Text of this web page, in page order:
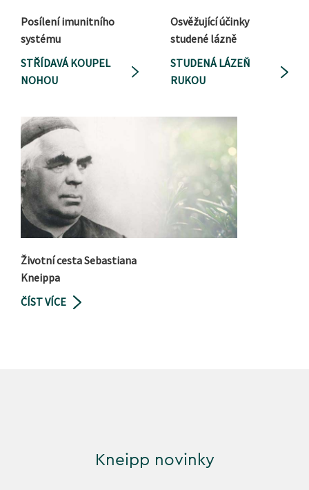
Posílení imunitního
systému
STŘÍDAVÁ KOUPEL
NOHOU
Osvěžující účinky
studené lázně
STUDENÁ LÁZEŇ
RUKOU
Životní cesta Sebastiana
Kneippa
ČÍST VÍCE
Kneipp novinky